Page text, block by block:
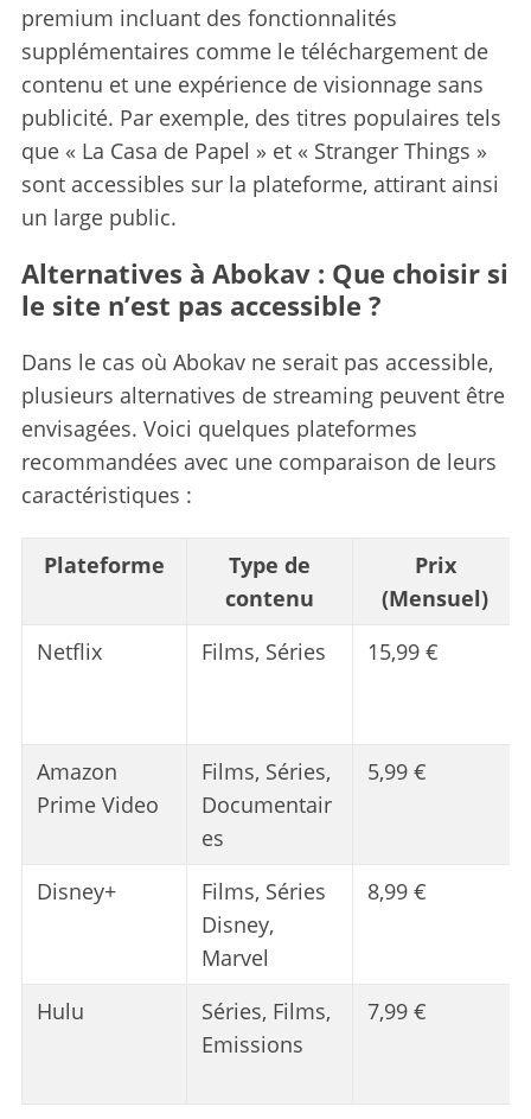
premium incluant des fonctionnalités
supplémentaires comme le téléchargement de
contenu et une expérience de visionnage sans
publicité. Par exemple, des titres populaires tels
que « La Casa de Papel » et « Stranger Things »
sont accessibles sur la plateforme, attirant ainsi
un large public.
Alternatives à Abokav : Que choisir si
le site n’est pas accessible ?
Dans le cas où Abokav ne serait pas accessible,
plusieurs alternatives de streaming peuvent être
envisagées. Voici quelques plateformes
recommandées avec une comparaison de leurs
caractéristiques :
Plateforme
Type de
contenu
Prix
(Mensuel)
Netflix
Films, Séries 15,99 €
Amazon
Prime Video
Films, Séries,
Documentair
es
5,99 €
Disney+
Films, Séries
Disney,
Marvel
8,99 €
Hulu
Séries, Films,
Emissions
7,99 €